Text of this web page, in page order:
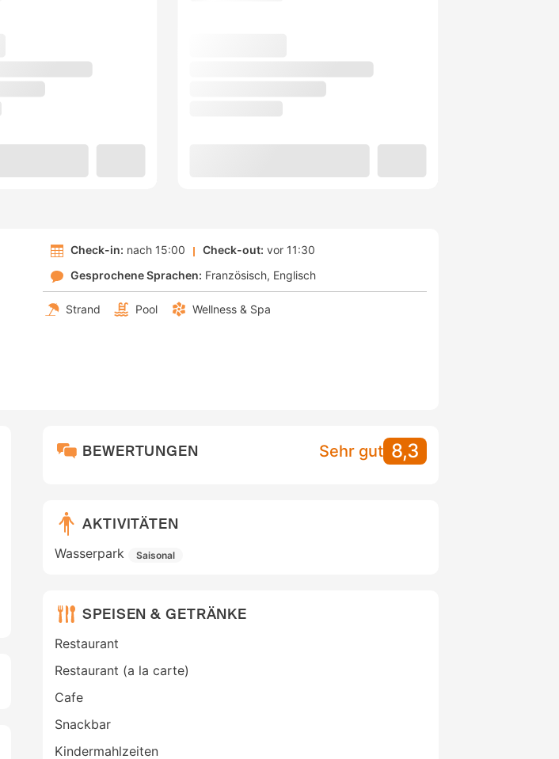
Check-in: nach 15:00 Check-out: vor 11:30
Gesprochene Sprachen: Französisch Englisch
Strand Pool Wellness & Spa
BEWERTUNGEN Sehr gut 8,3
AKTIVITÄTEN
Wasserpark Saisonal
SPEISEN & GETRÄNKE
Restaurant
Restaurant (a la carte)
Cafe
Snackbar
Kindermahlzeiten